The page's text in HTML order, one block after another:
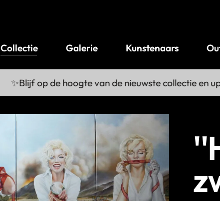
Collectie Galerie Kunstenaars
✨Blijf op de hoogte van de nieuwste collectie en